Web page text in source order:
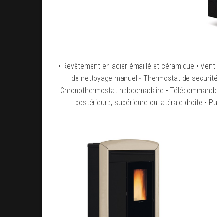
• Revêtement en acier émaillé et céramique •
de nettoyage manuel • Thermostat de
Chronothermostat hebdomadaire •
postérieure, supérieure ou latérale droite •